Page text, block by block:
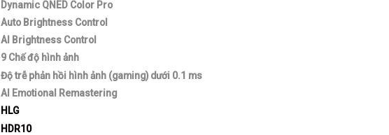
Dynamic QNED Color Pro
Auto Brightness Control
AI Brightness Control
9 Chế độ hình ảnh
Độ trễ phản hồi hình ảnh (gaming) dưới 0.1 ms
AI Emotional Remastering
HLG
HDR10